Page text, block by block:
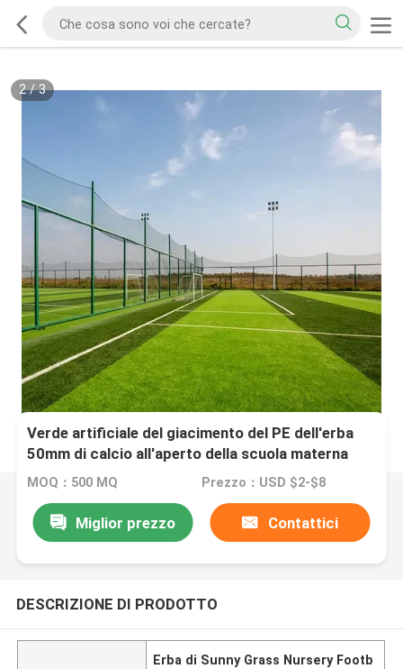
2/3
Verde artificiale del giacimento del PE dell'erba
50mm di calcio all'aperto della scuola materna
MOQ：500 MQ Prezzo：USD $2-$8
Miglior prezzo Contattici
DESCRIZIONE DI PRODOTTO
Erba di Sunny Grass Nursery Footb